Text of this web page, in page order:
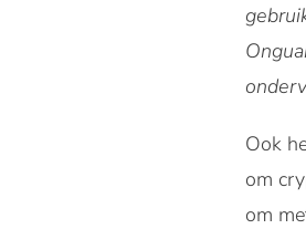
Ook
om
om